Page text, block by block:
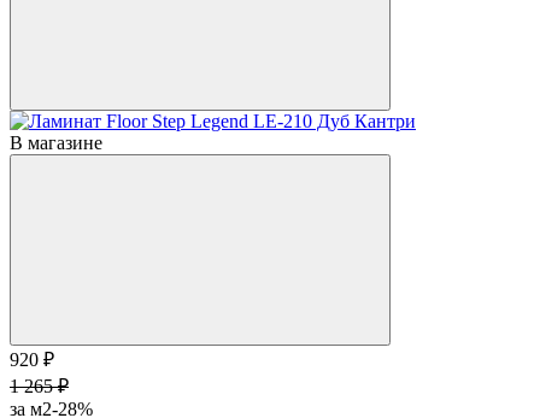
В магазине
920 ₽
1 265 ₽
за м2-28%